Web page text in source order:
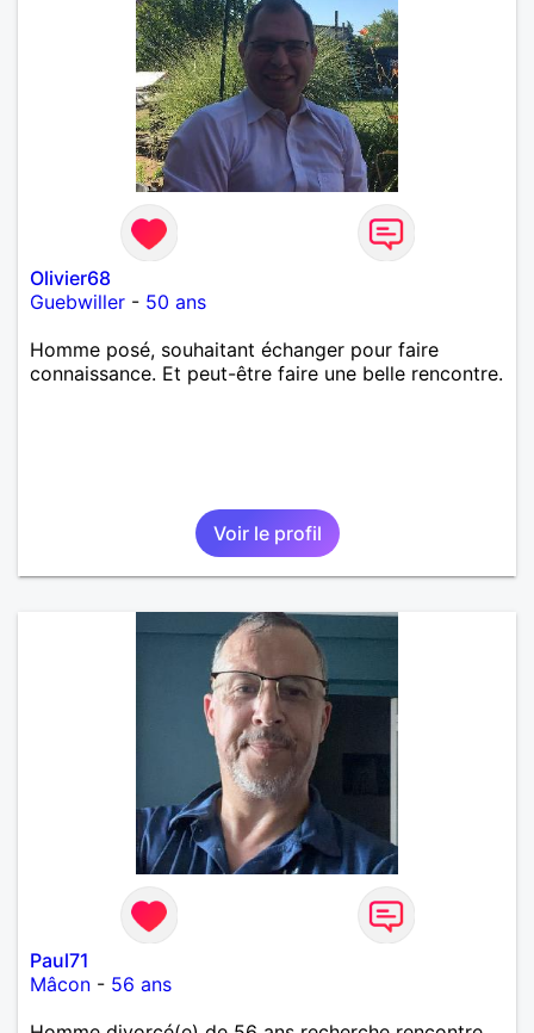
Olivier68
Guebwiller - 50 ans
Homme posé, souhaitant échanger pour faire
connaissance. Et peut-être faire une belle rencontre.
Voir le profil
Paul71
Mâcon - 56 ans